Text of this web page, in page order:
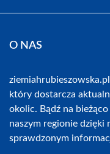
O NAS
który dostarcza
okolic. Bądź na
naszym regionie dzięki
sprawdzonym